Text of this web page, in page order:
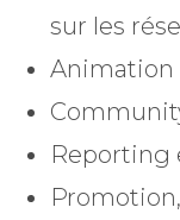
sur les
Animation
Reporting